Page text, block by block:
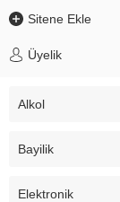
Sitene Ekle
Üyelik
Alkol
Bayilik
Elektronik